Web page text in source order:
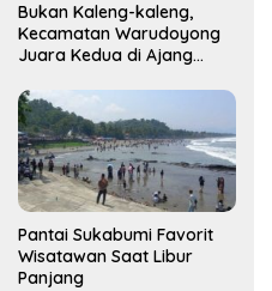
Bukan Kaleng-kaleng,
Kecamatan Warudoyong
Juara Kedua di Ajang
2025
Pantai Sukabumi Favorit
Wisatawan Saat Libur
Panjang